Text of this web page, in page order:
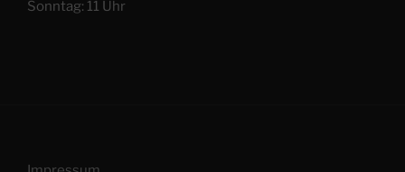
Sonntag: 11 Uhr